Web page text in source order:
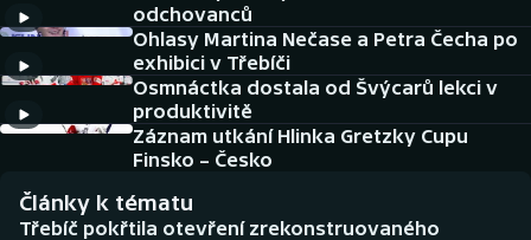
Americký fotbal
Baseball a softbal
Biatlon
NEPŘEHLÉDNĚTE
Historické návraty
Aplikace ČT sport
odchovanců
Ohlasy Martina Nečase a Petra Čecha po
exhibici v Třebíči
Osmnáctka dostala od Švýcarů lekci v
produktivitě
Záznam utkání Hlinka Gretzky Cupu
Finsko – Česko
Články k tématu
Třebíč pokřtila otevření zrekonstruovaného